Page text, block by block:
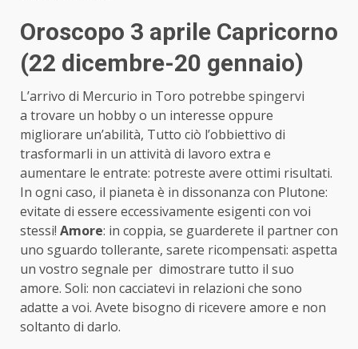
Oroscopo 3 aprile Capricorno
(22 dicembre-20 gennaio)
L’arrivo di Mercurio in Toro potrebbe spingervi
a trovare un hobby o un interesse oppure
migliorare un’abilità, Tutto ciò l’obbiettivo di
trasformarli in un attività di lavoro extra e
aumentare le entrate: potreste avere ottimi risultati.
In ogni caso, il pianeta è in dissonanza con Plutone:
evitate di essere eccessivamente esigenti con voi
stessi! Amore: in coppia, se guarderete il partner con
uno sguardo tollerante, sarete ricompensati: aspetta
un vostro segnale per dimostrare tutto il suo
amore. Soli: non cacciatevi in relazioni che sono
adatte a voi. Avete bisogno di ricevere amore e non
soltanto di darlo.